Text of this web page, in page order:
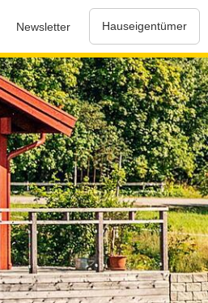
Newsletter Hauseigentümer